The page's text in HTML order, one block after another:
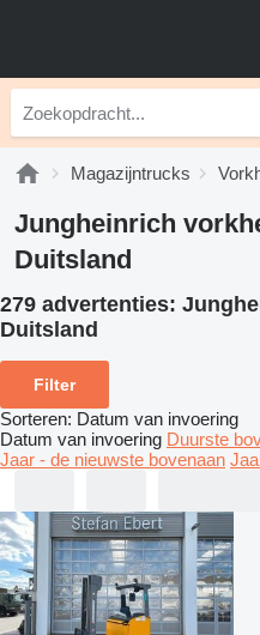
Magazijntrucks
Jungheinrich
Duitsland
279 advertenties:
Duitsland
Filter
Sorteren: Datum van invoering
Datum van invoering Duurste
Jaar - de nieuwste bovenaan